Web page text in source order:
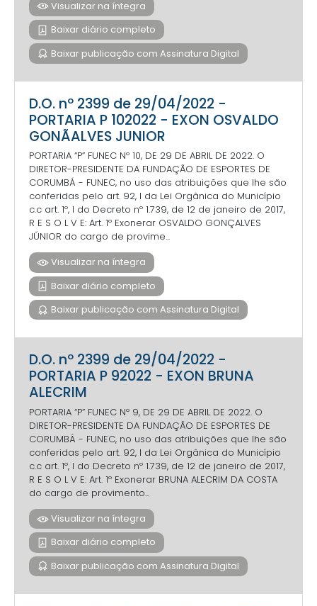
Visualizar na íntegra
Baixar diário completo
Baixar publicação com Assinatura Digital
D.O. nº 2399 de 29/04/2022 -
PORTARIA P 102022 - EXON OSVALDO
GONÃALVES JUNIOR
PORTARIA “P” FUNEC Nº 10, DE 29 DE ABRIL DE 2022. O
DIRETOR-PRESIDENTE DA FUNDAÇÃO DE ESPORTES DE
CORUMBÁ - FUNEC, no uso das atribuições que lhe são
conferidas pelo art. 92, I da Lei Orgânica do Município
c.c art. 1º, I do Decreto nº 1.739, de 12 de janeiro de 2017,
R E S O L V E: Art. 1º Exonerar OSVALDO GONÇALVES
JÚNIOR do cargo de provime...
Visualizar na íntegra
Baixar diário completo
Baixar publicação com Assinatura Digital
D.O. nº 2399 de 29/04/2022 -
PORTARIA P 92022 - EXON BRUNA
ALECRIM
PORTARIA “P” FUNEC Nº 9, DE 29 DE ABRIL DE 2022. O
DIRETOR-PRESIDENTE DA FUNDAÇÃO DE ESPORTES DE
CORUMBÁ - FUNEC, no uso das atribuições que lhe são
conferidas pelo art. 92, I da Lei Orgânica do Município
c.c art. 1º, I do Decreto nº 1.739, de 12 de janeiro de 2017,
R E S O L V E: Art. 1º Exonerar BRUNA ALECRIM DA COSTA
do cargo de provimento...
Visualizar na íntegra
Baixar diário completo
Baixar publicação com Assinatura Digital